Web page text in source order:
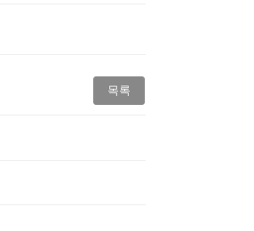
목록